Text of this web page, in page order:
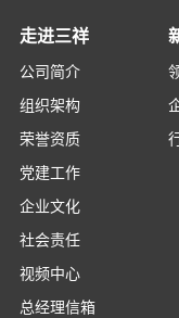
走进三祥
公司简介
组织架构
荣誉资质
党建工作
企业文化
社会责任
视频中心
总经理信箱